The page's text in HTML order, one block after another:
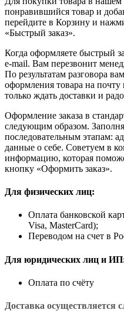
понравившийся товар и
перейдите в Корзину и
«Быстрый заказ».
Когда оформляете быстрый
e-mail. Вам перезвонит
По результатам разговора
оформления товара на
только ждать доставки и
Оформление заказа в
следующим образом.
последовательным этапам:
данные о себе. Советуем в
информацию, которая
кнопку «Оформить заказ».
Для физических лиц:
Оплата банковской
Visa, MasterCard);
Переводом на счет в
Для юридических лиц и
Оплата по счёту
Доставка осуществляется